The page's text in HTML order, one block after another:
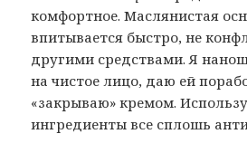
комфортное. Маслянистая
впитывается быстро, не
другими средствами. Я
на чистое лицо, даю ей
«закрываю» кремом.
ингредиенты все сплошь